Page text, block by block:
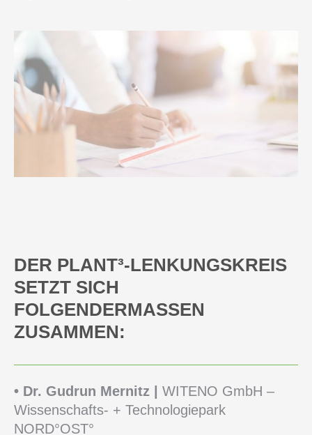
DER PLANT³-LENKUNGSKREIS
SETZT SICH
FOLGENDERMASSEN Z
USAMMEN:
• Dr. Gudrun Mernitz | WITENO GmbH –
Wissenschafts- + Technologiepark
NORD°OST°